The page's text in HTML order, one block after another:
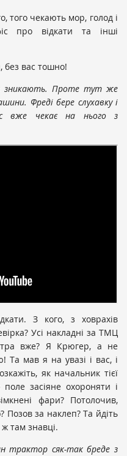
того чекають мор, голод і
про відкати та інші
без вас тошно!
зникають. Проте тут же
Фреді бере слухавку і
вже чекає на нього з
З кого, з ховрахів
Усі накладні за ТМЦ
вже? Я Крюгер, а не
Та мав я на увазі і вас, і
як начальник тієї
засіяне охороняти і
фари? Потолочив,
Позов за наклеп? Та йдіть
там знавці.
трактор сяк-так бреде з